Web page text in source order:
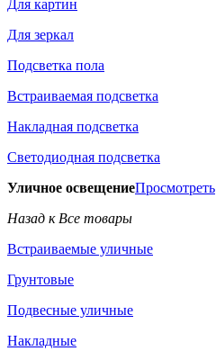
Для картин
Для зеркал
Подсветка пола
Встраиваемая подсветка
Накладная подсветка
Светодиодная подсветка
Уличное освещениеПросмотреть
Назад к Все товары
Встраиваемые уличные
Грунтовые
Подвесные уличные
Накладные